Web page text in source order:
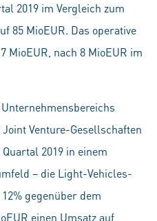
2019 im Vergleich zum
85 MioEUR. Das operative
MioEUR, nach 8 MioEUR im
Venture-Gesellschaften
2019 in einem
– die Light-Vehicles-
gegenüber dem
einen Umsatz auf